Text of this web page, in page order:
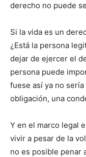
derecho no puede
Si la vida es un
¿Está la persona
dejar de ejercer el
persona puede
fuese así ya no
obligación, una
Y en el marco legal
vivir a pesar de la
no es posible penar